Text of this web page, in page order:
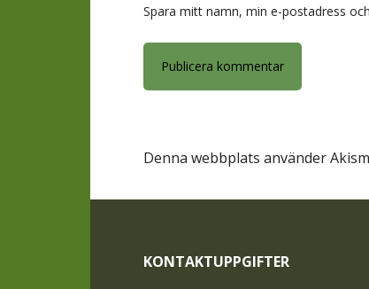
Spara mitt namn, min e-postadress
Denna webbplats använder
KONTAKTUPPGIFTER